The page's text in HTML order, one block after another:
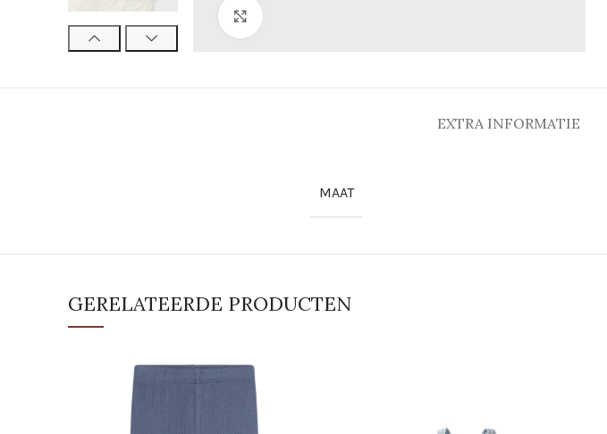
EXTRA INFORMATIE
MAAT
GERELATEERDE PRODUCTEN